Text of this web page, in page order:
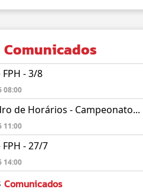
Comunicados
- 3/8
08:00
de Horários - Campeonato...
11:00
- 27/7
14:00
Comunicados